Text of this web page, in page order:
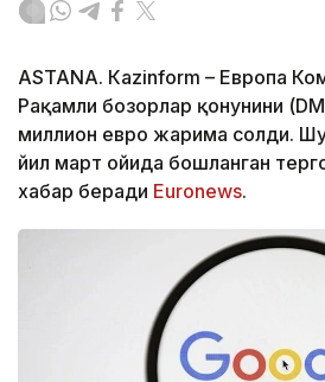
ASTANА. Кazinform – Европа
Рақамли бозорлар қонунини
миллион евро жарима солди.
йил март ойида бошланган
хабар беради Euronews.